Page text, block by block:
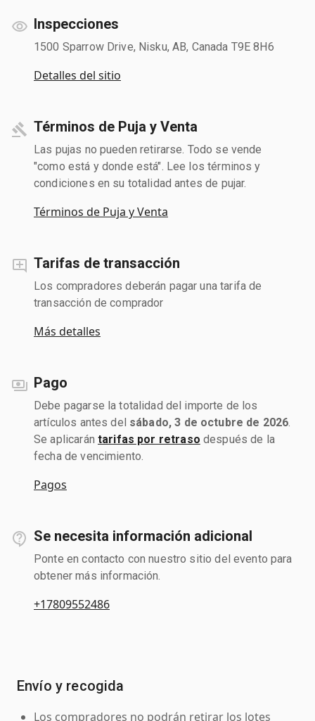
Inspecciones
1500 Sparrow Drive, Nisku, AB, Canada T9E 8H6
Detalles del sitio
Términos de Puja y Venta
Las pujas no pueden retirarse. Todo se vende
"como está y donde está". Lee los términos y
condiciones en su totalidad antes de pujar.
Términos de Puja y Venta
Tarifas de transacción
Los compradores deberán pagar una tarifa de
transacción de comprador
Más detalles
Pago
Debe pagarse la totalidad del importe de los
artículos antes del sábado, 3 de octubre de 2026
Se aplicarán tarifas por retraso después de la
fecha de vencimiento.
Pagos
Se necesita información adicional
Ponte en contacto con nuestro sitio del evento para
obtener más información.
+17809552486
Envío y recogida
Los compradores no podrán retirar los lotes